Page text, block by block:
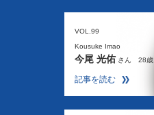
VOL.99
Kousuke Imao
今尾 光佑 さん 28歳
記事を読む